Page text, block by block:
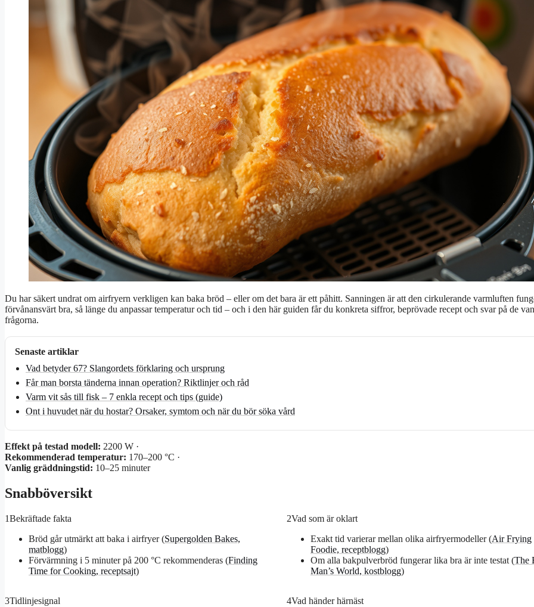
Du har säkert undrat om airfryern verkligen kan baka bröd – eller om det bara är ett påhitt. Sanningen är att den cirkulerande varmluften
förvånansvärt bra, så länge du anpassar temperatur och tid – och i den här guiden får du konkreta siffror, beprövade recept och svar på de
frågorna.
Senaste artiklar
Vad betyder 67? Slangordets förklaring och ursprung
Får man borsta tänderna innan operation? Riktlinjer och råd
Varm vit sås till fisk – 7 enkla recept och tips (guide)
Ont i huvudet när du hostar? Orsaker, symtom och när du bör söka vård
Effekt på testad modell: 2200 W ·
Rekommenderad temperatur: 170–200 °C ·
Vanlig gräddningstid: 10–25 minuter
Snabböversikt
1Bekräftade fakta
Bröd går utmärkt att baka i airfryer (Supergolden Bakes,
matblogg)
Förvärmning i 5 minuter på 200 °C rekommenderas (Finding
Time for Cooking, receptsajt)
2Vad som är oklart
Exakt tid varierar mellan olika airfryermodeller (Air Frying
Foodie, receptblogg)
Om alla bakpulverbröd fungerar lika bra är inte testat (The
Man’s World, kostblogg)
3Tidlinjesignal
4Vad händer härnäst